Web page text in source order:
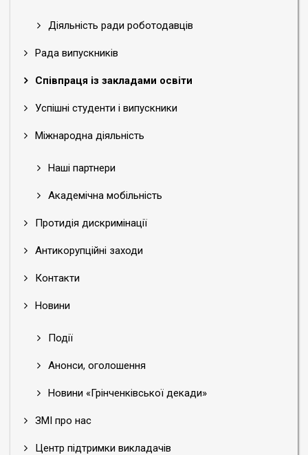
Діяльність ради роботодавців
Рада випускників
Співпраця із закладами освіти
Успішні студенти і випускники
Міжнародна діяльність
Наші партнери
Академічна мобільність
Протидія дискримінації
Антикорупційні заходи
Контакти
Новини
Події
Анонси, оголошення
Новини «Грінченківської декади»
ЗМІ про нас
Центр підтримки викладачів